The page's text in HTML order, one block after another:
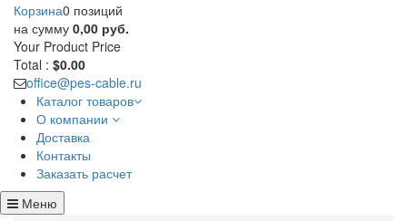
Корзина0 позиций
на сумму 0,00 руб.
Your Product Price
Total : $0.00
office@pes-cable.ru
Каталог товаров
О компании
Доставка
Контакты
Заказать расчет
Меню